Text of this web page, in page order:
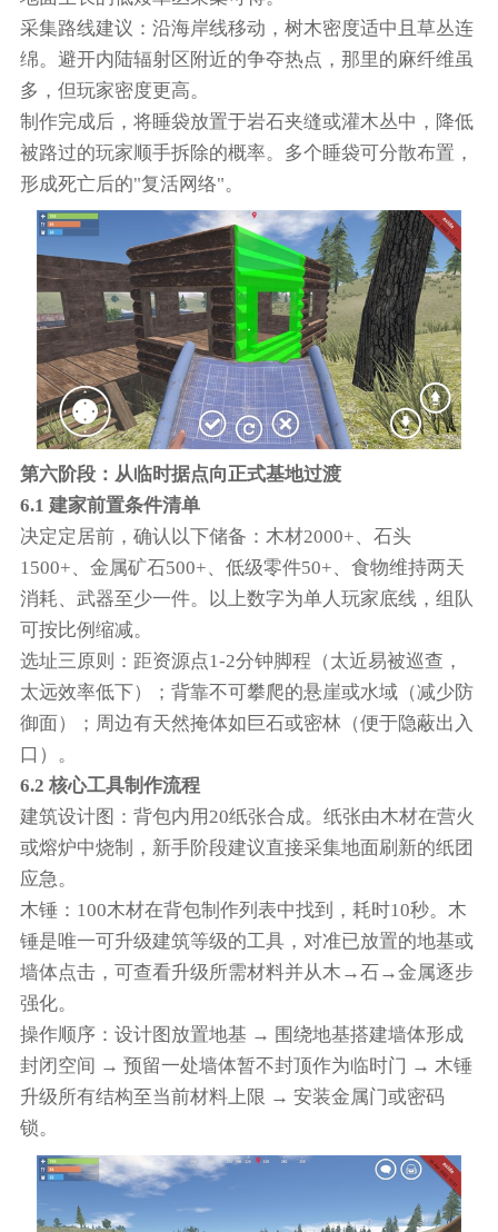
采集路线建议：沿海岸线移动，树木密度适中且草丛连
绵。避开内陆辐射区附近的争夺热点，那里的麻纤维虽
多，但玩家密度更高。
制作完成后，将睡袋放置于岩石夹缝或灌木丛中，降低
被路过的玩家顺手拆除的概率。多个睡袋可分散布置，
形成死亡后的"复活网络"。
第六阶段：从临时据点向正式基地过渡
6.1 建家前置条件清单
决定定居前，确认以下储备：木材2000+、石头
1500+、金属矿石500+、低级零件50+、食物维持两天
消耗、武器至少一件。以上数字为单人玩家底线，组队
可按比例缩减。
选址三原则：距资源点1-2分钟脚程（太近易被巡查，
太远效率低下）；背靠不可攀爬的悬崖或水域（减少防
御面）；周边有天然掩体如巨石或密林（便于隐蔽出入
口）。
6.2 核心工具制作流程
建筑设计图：背包内用20纸张合成。纸张由木材在营火
或熔炉中烧制，新手阶段建议直接采集地面刷新的纸团
应急。
木锤：100木材在背包制作列表中找到，耗时10秒。木
锤是唯一可升级建筑等级的工具，对准已放置的地基或
墙体点击，可查看升级所需材料并从木→石→金属逐步
强化。
操作顺序：设计图放置地基 → 围绕地基搭建墙体形成
封闭空间 → 预留一处墙体暂不封顶作为临时门 → 木锤
升级所有结构至当前材料上限 → 安装金属门或密码
锁。